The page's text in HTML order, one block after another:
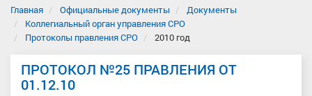
Главная Официальные документы
Документы
Коллегиальный орган управления СРО
Протоколы правления СРО
2010 год
ПРОТОКОЛ №25 ПРАВЛЕНИЯ ОТ
01.12.10